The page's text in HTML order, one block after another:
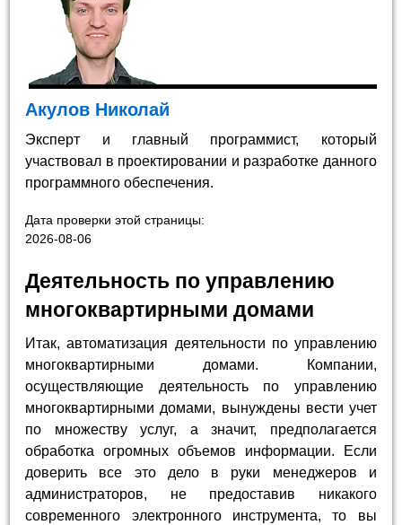
Акулов Николай
Эксперт и главный программист, который
участвовал в проектировании и разработке данного
программного обеспечения.
Дата проверки этой страницы:
2026-08-06
Деятельность по управлению
многоквартирными домами
Итак, автоматизация деятельности по управлению
многоквартирными домами. Компании,
осуществляющие деятельность по управлению
многоквартирными домами, вынуждены вести учет
по множеству услуг, а значит, предполагается
обработка огромных объемов информации. Если
доверить все это дело в руки менеджеров и
администраторов, не предоставив никакого
современного электронного инструмента, то вы